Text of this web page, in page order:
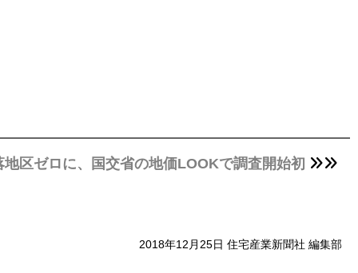
地区ゼロに、国交省の地価LOOKで調査開始初
2018年12月25日 住宅産業新聞社 編集部